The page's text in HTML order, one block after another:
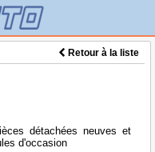
Retour à la liste
détachées neuves et
d'occasion